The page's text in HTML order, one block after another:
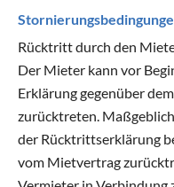
Rücktritt durch den
Der Mieter kann vor
Erklärung gegenüber
zurücktreten.
der Rücktrittserklärung
vom Mietvertrag